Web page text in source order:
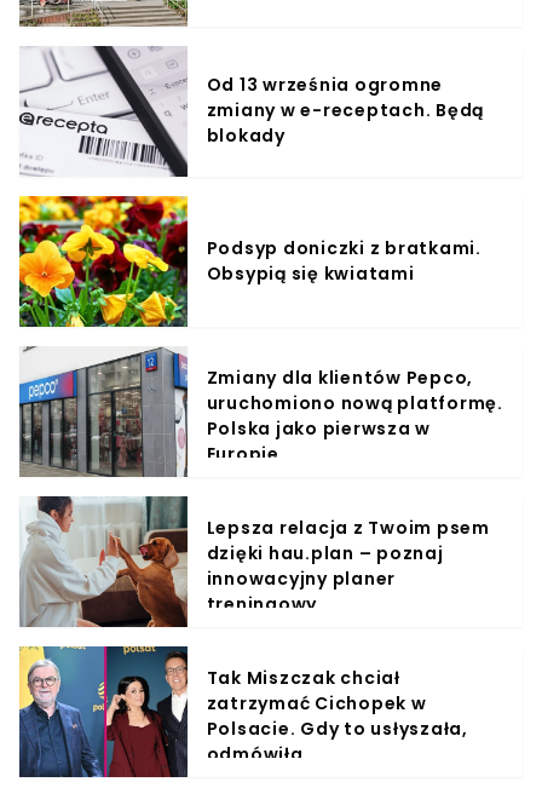
Od 13 września ogromne
zmiany w e-receptach. Będą
blokady
Podsyp doniczki z bratkami.
Obsypią się kwiatami
Zmiany dla klientów Pepco,
uruchomiono nową platformę.
Polska jako pierwsza w
Europie
Lepsza relacja z Twoim psem
dzięki hau.plan – poznaj
innowacyjny planer
treningowy
Tak Miszczak chciał
zatrzymać Cichopek w
Polsacie. Gdy to usłyszała,
odmówiła